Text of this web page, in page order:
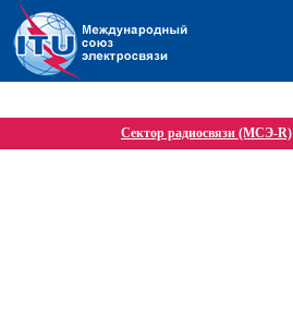
Сектор радиосвязи (МСЭ-R)